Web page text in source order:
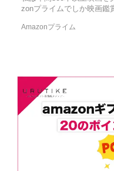
zonプライムでしか映画
Amazonプライム